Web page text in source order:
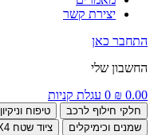
יצירת קשר
התחבר כאן
החשבון שלי
₪ 0.00
0 עגלת קניות
חלקי חילוף לרכב טיפוח וניקיון
שמנים וכימיקלים
ציוד שטח 4X4